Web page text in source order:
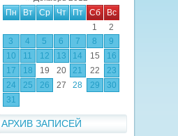
Пн
Вт Ср Чт Пт Сб
Вс
1
2
3
4 5 6 7 8
9
10
11 12 13 14 15
16
17
18 19 20 21 22
23
24
25 26 27 28 29
30
31
АРХИВ ЗАПИСЕЙ